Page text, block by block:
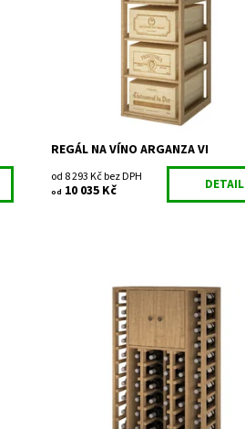
Do 3 týdnů
EX2564
Expovinalia
2 roky
REGÁL NA VÍNO ARGANZA VI
od 8 293 Kč bez DPH
od 10 035 Kč DETAIL
Dřevěný regál na uskladnění vína.
Smontováno z výroby
Dostupnost:
Do 3 týdnů
EX2515
Expovinalia
2 roky